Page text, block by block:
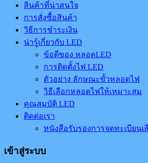
สินค้าที่น่าสนใจ
การสั่งซื้อสินค้า
วิธีการชำระเงิน
น่ารู้เกี่ยวกับ LED
ข้อดีของ หลอดLED
การติดตั้งไฟ LED
ตัวอย่าง ลักษณะขั้วหลอดไฟ
วิธีเลือกหลอดไฟให้เหมาะสม
คุณสมบัติ LED
ติดต่อเรา
หนังสือรับรองการจดทะเบียนเ
เข้าสู่ระบบ